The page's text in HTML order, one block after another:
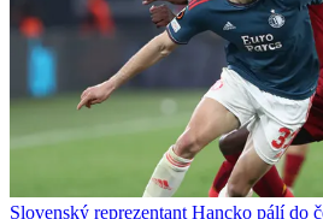
Slovenský reprezentant Hancko pálí do